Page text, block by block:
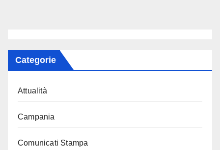
Categorie
Attualità
Campania
Comunicati Stampa